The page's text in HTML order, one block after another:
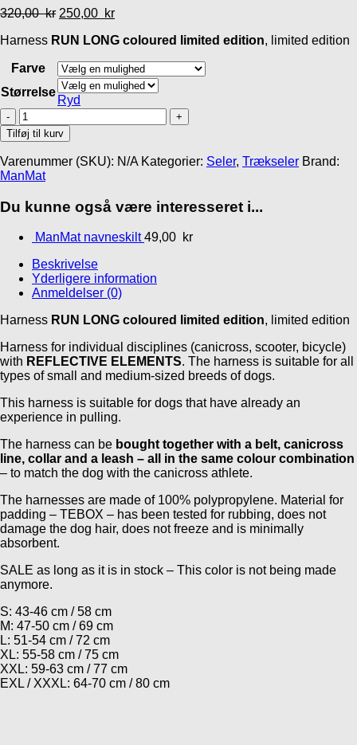
Fortsæt med at handle Gå til kurv
320,00kr 250,00 kr
Harness RUN LONG coloured limited edition, limited edition
Farve
Størrelse
Ryd
ManMat
X-
back
Limited
Edition
antal
Tilføj til kurv
Varenummer (SKU): N/A Kategorier: Seler, Trækseler Brand:
ManMat
Du kunne også være interesseret i...
ManMat navneskilt 49,00 kr
Beskrivelse
Yderligere information
Anmeldelser (0)
Harness RUN LONG coloured limited edition, limited edition
Harness for individual disciplines (canicross, scooter, bicycle)
with REFLECTIVE ELEMENTS. The harness is suitable for all
types of small and medium-sized breeds of dogs.
This harness is suitable for dogs that have already an
experience in pulling.
The harness can be bought together with a belt, canicross
line, collar and a leash – all in the same colour combination
– to match the dog with the canicross athlete.
The harnesses are made of 100% polypropylene. Material for
padding – TEBOX – has been tested for rubbing, does not
damage the dog hair, does not freeze and is minimally
absorbent.
SALE as long as it is in stock – This color is not being made
anymore.
S: 43-46 cm / 58 cm
M: 47-50 cm / 69 cm
L: 51-54 cm / 72 cm
XL: 55-58 cm / 75 cm
XXL: 59-63 cm / 77 cm
EXL / XXXL: 64-70 cm / 80 cm